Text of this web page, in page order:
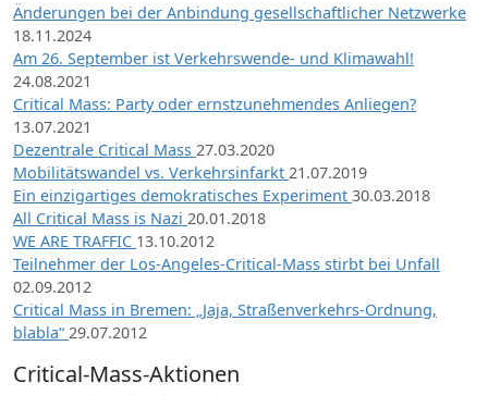
Änderungen bei der Anbindung gesellschaftlicher Netzwerke
18.11.2024
Am 26. September ist Verkehrswende- und Klimawahl!
24.08.2021
Critical Mass: Party oder ernstzunehmendes Anliegen?
13.07.2021
Dezentrale Critical Mass 27.03.2020
Mobilitätswandel vs. Verkehrsinfarkt 21.07.2019
Ein einzigartiges demokratisches Experiment 30.03.2018
All Critical Mass is Nazi 20.01.2018
WE ARE TRAFFIC 13.10.2012
Teilnehmer der Los-Angeles-Critical-Mass stirbt bei Unfall
02.09.2012
Critical Mass in Bremen: „Jaja, Straßenverkehrs-Ordnung,
blabla“ 29.07.2012
Critical-Mass-Aktionen